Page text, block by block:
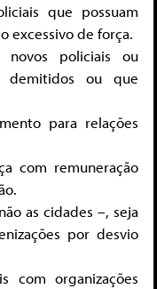
que possuam
excessivo de força.
novos policiais ou
demitidos ou que
para relações
com remuneração
as cidades –, seja
por desvio
com organizações